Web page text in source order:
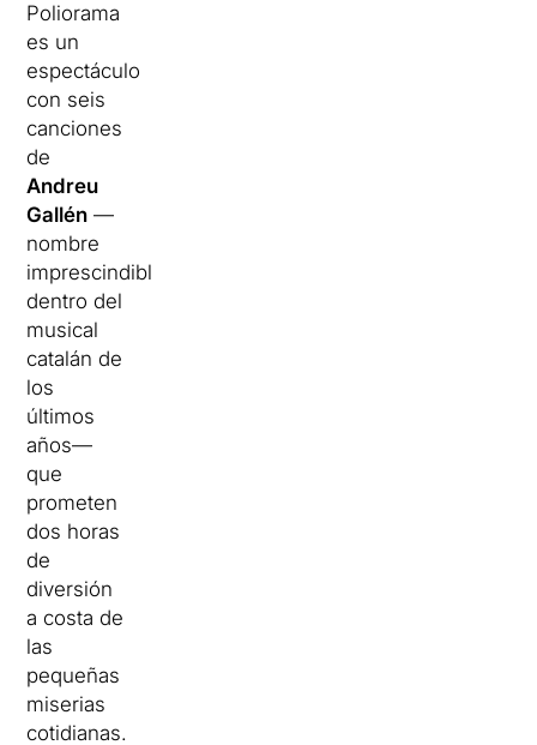
Poliorama
es un
espectáculo
con seis
canciones
de
Andreu
Gallén —
nombre
imprescindible
dentro del
musical
catalán de
los
últimos
años—
que
prometen
dos horas
de
diversión
a costa de
las
pequeñas
miserias
cotidianas.